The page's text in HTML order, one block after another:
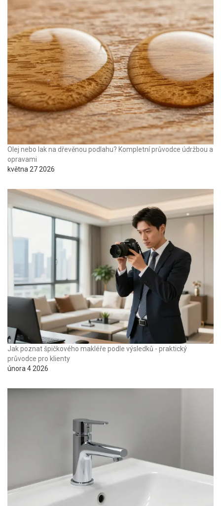
Olej nebo lak na dřevěnou podlahu? Kompletní průvodce údržbou a
opravami
května 27 2026
Jak poznat špičkového makléře podle výsledků - praktický
průvodce pro klienty
února 4 2026